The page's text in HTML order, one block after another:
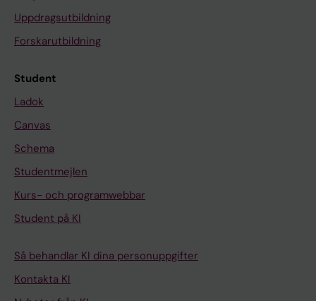
Uppdragsutbildning
Forskarutbildning
Student
Ladok
Canvas
Schema
Studentmejlen
Kurs- och programwebbar
Student på KI
Så behandlar KI dina personuppgifter
Kontakta KI